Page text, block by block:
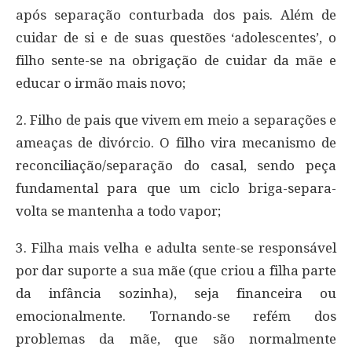
após separação conturbada dos pais. Além de
cuidar de si e de suas questões ‘adolescentes’, o
filho sente-se na obrigação de cuidar da mãe e
educar o irmão mais novo;
2. Filho de pais que vivem em meio a separações e
ameaças de divórcio. O filho vira mecanismo de
reconciliação/separação do casal, sendo peça
fundamental para que um ciclo briga-separa-
volta se mantenha a todo vapor;
3. Filha mais velha e adulta sente-se responsável
por dar suporte a sua mãe (que criou a filha parte
da infância sozinha), seja financeira ou
emocionalmente. Tornando-se refém dos
problemas da mãe, que são normalmente